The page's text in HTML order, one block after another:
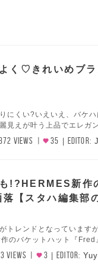
く♡きれいめブラ
にくい?いえいえ、バケ
見えが叶う上品でエレガ
VIEWS 35 EDITOR: J
!?HERMES新作
【スタハ編集部
トレンドとなっています
のバケットハット『Fred
VIEWS 3 EDITOR: